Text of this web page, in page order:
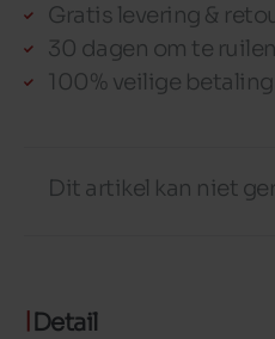
Gratis levering &
30 dagen om te
100% veilige
Dit artikel kan niet
Detail